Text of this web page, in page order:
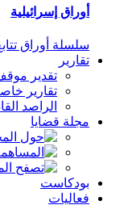
أوراق إسرائيلية
سلسلة أوراق
تقارير
تقدير
تقارير
الراصد
مجلة قضايا
بودكاست
فعاليات